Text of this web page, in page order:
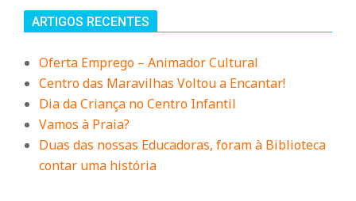
ARTIGOS RECENTES
Oferta Emprego – Animador Cultural
Centro das Maravilhas Voltou a Encantar!
Dia da Criança no Centro Infantil
Vamos à Praia?
Duas das nossas Educadoras, foram à Biblioteca
contar uma história